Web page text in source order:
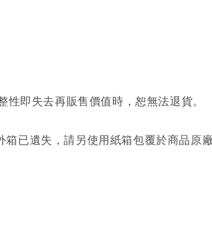
即失去再販售價值時，恕無法退貨。
已遺失，請另使用紙箱包覆於商品原